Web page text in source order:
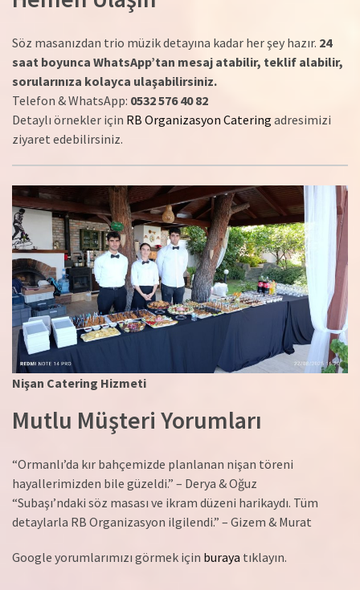
Söz masanızdan trio müzik detayına kadar her şey hazır. 24
saat boyunca WhatsApp’tan mesaj atabilir, teklif alabilir,
sorularınıza kolayca ulaşabilirsiniz.
Telefon & WhatsApp: 0532 576 40 82
Detaylı örnekler için RB Organizasyon Catering adresimizi
ziyaret edebilirsiniz.
Nişan Catering Hizmeti
Mutlu Müşteri Yorumları
“Ormanlı’da kır bahçemizde planlanan nişan töreni
hayallerimizden bile güzeldi.” – Derya & Oğuz
“Subaşı’ndaki söz masası ve ikram düzeni harikaydı. Tüm
detaylarla RB Organizasyon ilgilendi.” – Gizem & Murat
Google yorumlarımızı görmek için buraya tıklayın.